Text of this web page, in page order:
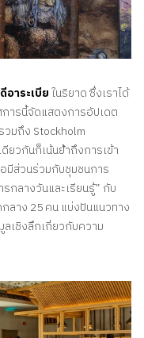
อาระเบียในริยาด ซึ่งเราได้
การนี้จัดแสดงการอัปเดต
มถึง Stockholm
ยวกันก็เน้นย้ําถึงการเข้า
มีส่วนร่วมกับชุมชนการ
กลางวันและเรียนรู้” กับ
าง 25 คน แบ่งปันแนวทาง
เชิงลึกเกี่ยวกับความ